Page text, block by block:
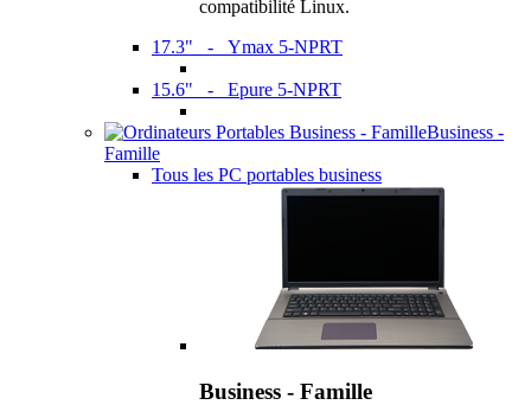
compatibilité Linux.
17.3" - Ymax 5-NPRT
15.6" - Epure 5-NPRT
Business -
Famille
Tous les PC portables business
Business - Famille